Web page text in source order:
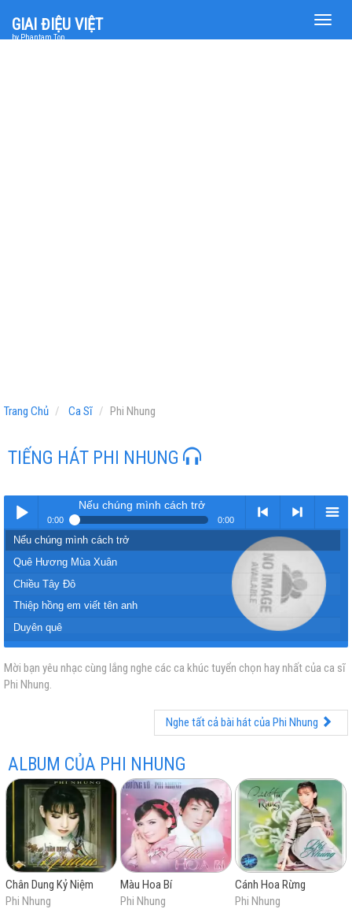
Toggle
GIAI ĐIỆU VIỆT
by Phantam Top
Trang Chủ Ca Sĩ Phi Nhung
TIẾNG HÁT PHI NHUNG
Play /
pause
Nếu chúng mình cách trở
0:00 0:00
<
previous
> nextmenu
Nếu chúng mình cách trở
Quê Hương Mùa Xuân
Chiều Tây Đô
Thiệp hồng em viết tên anh
Duyên quê
Kiếp cầm ca (tân cổ)
Trúc đào
Tấm Ảnh Không Hồn
Lính xa nhà
Xin yêu tôi bằng cả tình người
Ai yêu không khổ vì yêu
Tình Anh Lính Chiến
Sóc Sờ Bai Sóc Trăng
Sao em nỡ vội lấy chồng
Tiếng ca u hoài
Mời bạn yêu nhạc cùng lắng nghe các ca khúc tuyển chọn hay nhất của ca sĩ
Phi Nhung.
Nghe tất cả bài hát của Phi Nhung
ALBUM CỦA PHI NHUNG
Chân Dung Kỷ Niệm
Phi Nhung
Màu Hoa Bí
Phi Nhung
Cánh Hoa Rừng
Phi Nhung